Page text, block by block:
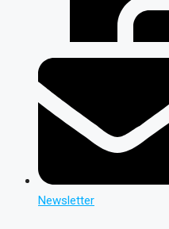
Newsletter